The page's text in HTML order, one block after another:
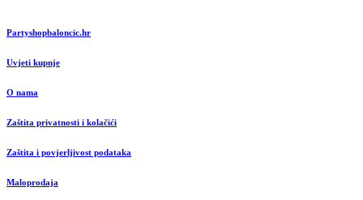
Partyshopbaloncic.hr
Uvjeti kupnje
O nama
Zaštita privatnosti i kolačići
Zaštita i povjerljivost podataka
Maloprodaja